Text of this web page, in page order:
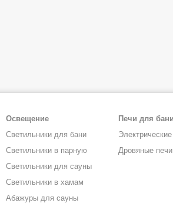
Освещение
Светильники для бани
Светильники в парную
Светильники для сауны
Светильники в хамам
Абажуры для сауны
Печи для
Дровяные печи